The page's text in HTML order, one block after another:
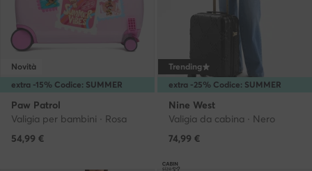
extra -15% Codice: SUMMER
Novità
Paw Patrol
Valigia per bambini · Rosa
54,99 €
extra -25% Codice: SUMMER
Trending
Nine West
Valigia da cabina · Nero
74,99 €